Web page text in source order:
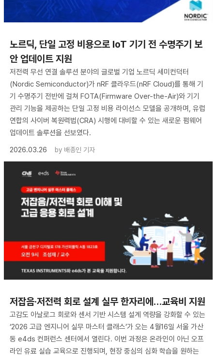
노르딕, 단일 고정 비용으로 IoT 기기 전 수명주기 보
안 업데이트 지원
저전력 무선 연결 솔루션 분야의 글로벌 기업 노르딕 세미컨덕터
(Nordic Semiconductor)가 nRF 클라우드(nRF Cloud)를 통해 기
기 수명주기 전반에 걸쳐 FOTA(Firmware Over-the-Air)와 기기
관리 기능을 제공하는 단일 고정 비용 라이선스 모델을 공개하며, 유럽
연합의 사이버 복원력법(CRA) 시행에 대비할 수 있는 새로운 펌웨어
업데이트 솔루션을 선보였다.
2026.03.26
by 배종인 기자
저잡음·저전력 회로 설계 실무 한자리에…교육비 지원
고감도 아날로그 회로와 센서 기반 시스템 설계 역량을 강화할 수 있는
‘2026 고급 엔지니어 실무 마스터 클래스’가 오는 4월16일 서울 가산
동 e4ds 컨퍼런스 센터에서 열린다. 이번 과정은 온라인이 아닌 오프
라인 유료 실습 교육으로 진행되며, 현장 중심의 심화 학습을 원하는